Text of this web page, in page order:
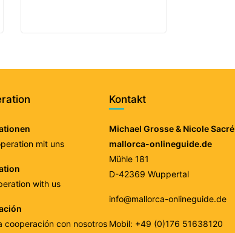
mit uns
with us
cooperación con nosotros
Kontakt
Michael Grosse & Nicole Sacré
mallorca-onlineguide.de
Mühle 181
D-42369 Wuppertal
info@mallorca-onlineguide.de
Mobil: +49 (0)176 51638120